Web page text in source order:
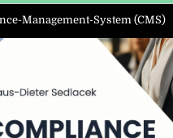
Management-System (CMS)